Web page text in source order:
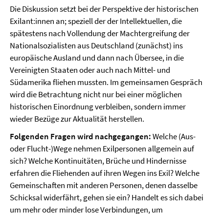
Die Diskussion setzt bei der Perspektive der historischen
Exilant:innen an; speziell der der Intellektuellen, die
spätestens nach Vollendung der Machtergreifung der
Nationalsozialisten aus Deutschland (zunächst) ins
europäische Ausland und dann nach Übersee, in die
Vereinigten Staaten oder auch nach Mittel- und
Südamerika fliehen mussten. Im gemeinsamen Gespräch
wird die Betrachtung nicht nur bei einer möglichen
historischen Einordnung verbleiben, sondern immer
wieder Bezüge zur Aktualität herstellen.
Folgenden Fragen wird nachgegangen:Welche (Aus-
oder Flucht-)Wege nehmen Exilpersonen allgemein auf
sich? Welche Kontinuitäten, Brüche und Hindernisse
erfahren die Fliehenden auf ihren Wegen ins Exil? Welche
Gemeinschaften mit anderen Personen, denen dasselbe
Schicksal widerfährt, gehen sie ein? Handelt es sich dabei
um mehr oder minder lose Verbindungen, um